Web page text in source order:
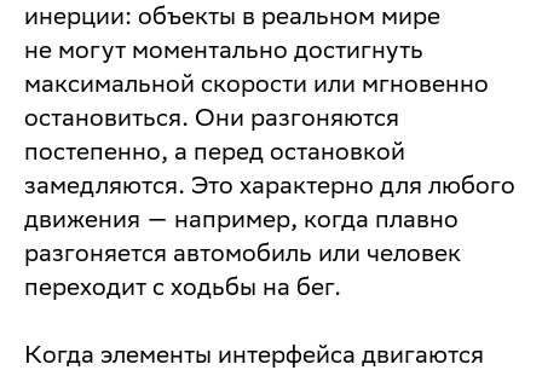
инерции: объекты в реальном мире
не могут моментально достигнуть
максимальной скорости или мгновенно
остановиться. Они разгоняются
постепенно, а перед остановкой
замедляются. Это характерно для любого
движения — например, когда плавно
разгоняется автомобиль или человек
переходит с ходьбы на бег.
Когда элементы интерфейса двигаются